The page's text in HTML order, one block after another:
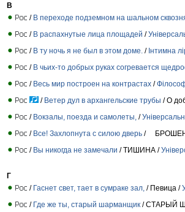
В
/ В переходе подземном на шальном
/ В распахнутые лица площадей /
/ В ту ночь я не был в этом доме. / Інтимна
/ В чьих-то добрых руках согревается
/ Весь мир построен на контрастах /
/ Ветер дул в архангельские трубы / О
/ Вокзалы, поезда и самолеты, /
/ Все! Захлопнута с силою дверь /
/ Вы никогда не замечали / ТИШИНА /
Г
/ Гаснет свет, тает в сумраке зал, / Певица /
/ Где же ты, старый шарманщик / СТАРЫЙ